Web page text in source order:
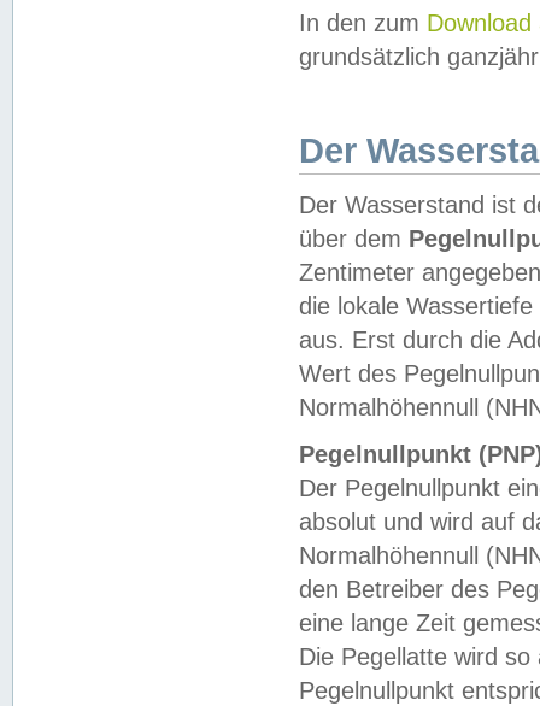
In den zum Download
grundsätzlich
Der
Der Wasserstand ist
über dem
Zentimeter
die lokale
aus. Erst durch die
Wert des
Normalhöhennull
Pegelnullpunkt
Der Pegelnullpunkt
absolut und wird auf
Normalhöhennull
den Betreiber des
eine lange Zeit
Die Pegellatte wird
Pegelnullpunkt